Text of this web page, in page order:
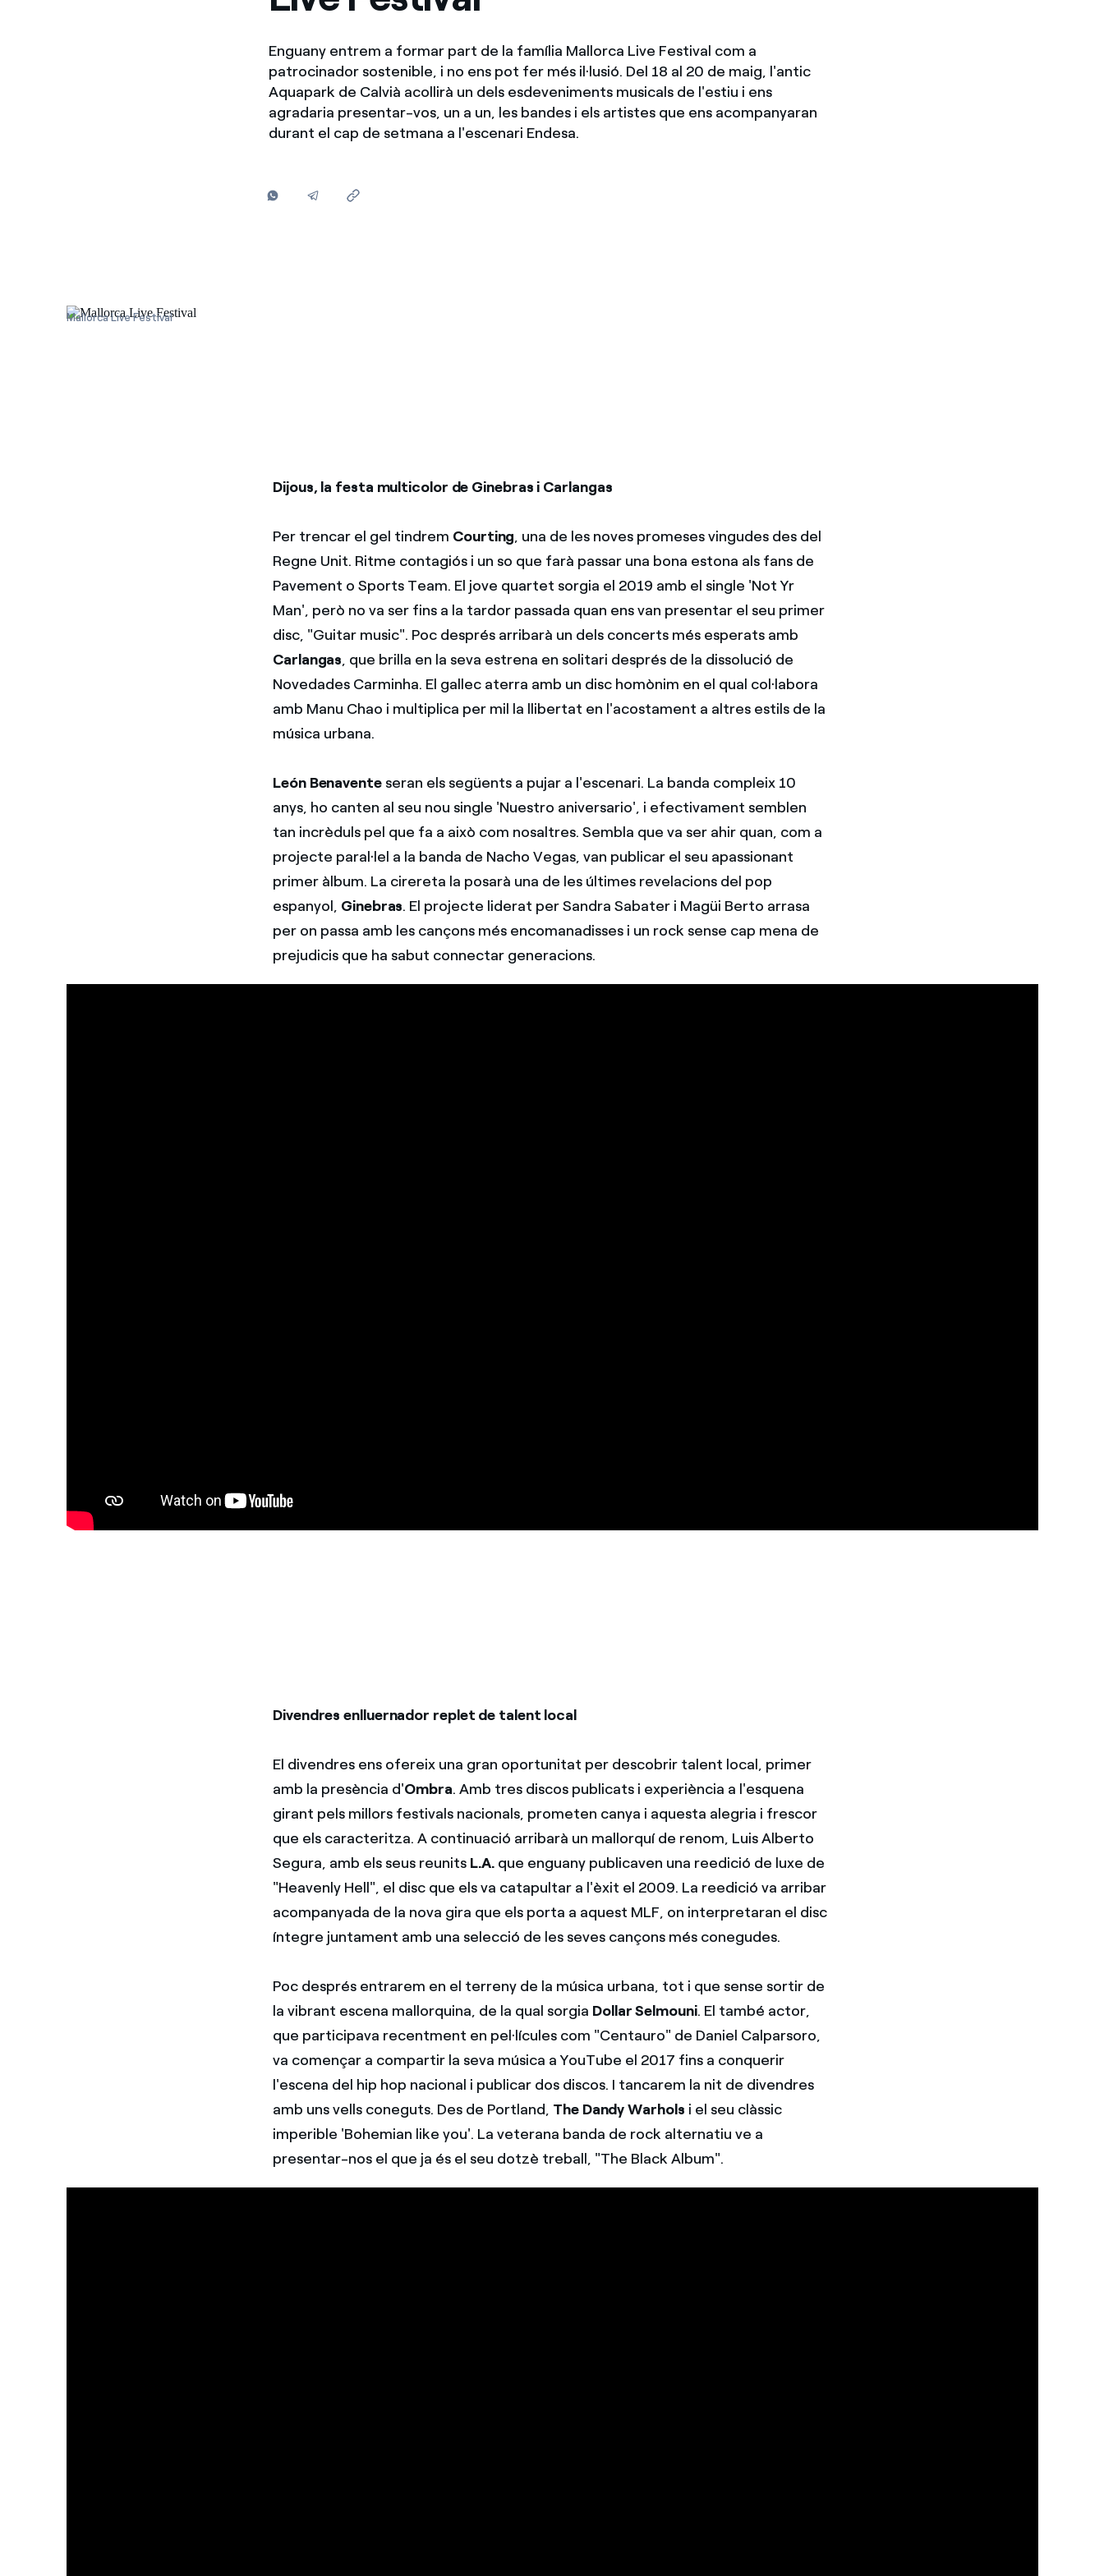
Ofertes per a autònoms i Pymes
Gestiones diverses comunitats de propietaris?
Enguany entrem a formar part de la família Mallorca Live Festival com a
patrocinador sostenible, i no ens pot fer més il·lusió. Del 18 al 20 de maig, l'antic
Aquapark de Calvià acollirà un dels esdeveniments musicals de l'estiu i ens
agradaria presentar-vos, un a un, les bandes i els artistes que ens acompanyaran
durant el cap de setmana a l'escenari Endesa.
Mallorca Live Festival
Dijous, la festa multicolor de Ginebras i Carlangas
Per trencar el gel tindrem Courting, una de les noves promeses vingudes des del
Regne Unit. Ritme contagiós i un so que farà passar una bona estona als fans de
Pavement o Sports Team. El jove quartet sorgia el 2019 amb el single 'Not Yr
Man', però no va ser fins a la tardor passada quan ens van presentar el seu primer
disc, "Guitar music". Poc després arribarà un dels concerts més esperats amb
Carlangas, que brilla en la seva estrena en solitari després de la dissolució de
Novedades Carminha. El gallec aterra amb un disc homònim en el qual col·labora
amb Manu Chao i multiplica per mil la llibertat en l'acostament a altres estils de la
música urbana.
León Benaventeseran els següents a pujar a l'escenari. La banda compleix 10
anys, ho canten al seu nou single 'Nuestro aniversario', i efectivament semblen
tan incrèduls pel que fa a això com nosaltres. Sembla que va ser ahir quan, com a
projecte paral·lel a la banda de Nacho Vegas, van publicar el seu apassionant
primer àlbum. La cirereta la posarà una de les últimes revelacions del pop
espanyol, Ginebras. El projecte liderat per Sandra Sabater i Magüi Berto arrasa
per on passa amb les cançons més encomanadisses i un rock sense cap mena de
prejudicis que ha sabut connectar generacions.
Divendres enlluernador replet de talent local
El divendres ens ofereix una gran oportunitat per descobrir talent local, primer
amb la presència d'Ombra. Amb tres discos publicats i experiència a l'esquena
girant pels millors festivals nacionals, prometen canya i aquesta alegria i frescor
que els caracteritza. A continuació arribarà un mallorquí de renom, Luis Alberto
Segura, amb els seus reunits L.A.que enguany publicaven una reedició de luxe de
"Heavenly Hell", el disc que els va catapultar a l'èxit el 2009. La reedició va arribar
acompanyada de la nova gira que els porta a aquest MLF, on interpretaran el disc
íntegre juntament amb una selecció de les seves cançons més conegudes.
Poc després entrarem en el terreny de la música urbana, tot i que sense sortir de
la vibrant escena mallorquina, de la qual sorgia Dollar Selmouni. El també actor,
que participava recentment en pel·lícules com "Centauro" de Daniel Calparsoro,
va començar a compartir la seva música a YouTube el 2017 fins a conquerir
l'escena del hip hop nacional i publicar dos discos. I tancarem la nit de divendres
amb uns vells coneguts. Des de Portland, The Dandy Warhols i el seu clàssic
imperible 'Bohemian like you'. La veterana banda de rock alternatiu ve a
presentar-nos el que ja és el seu dotzè treball, "The Black Album".